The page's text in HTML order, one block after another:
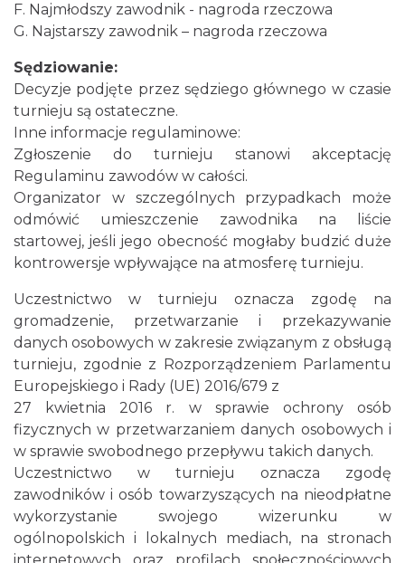
Istebna
2026-08-23
1.57 km
Święto Jagnięciny w Istebnej
2026-08-15
2.46 km
Dni Koronki Koniakowskiej
Koniaków
2026-08-13
4.09 km
F. Najmłodszy zawodnik - nagroda rzeczowa
G. Najstarszy zawodnik – nagroda rzeczowa
Sędziowanie:
Decyzje podjęte przez sędziego głównego w czasie
turnieju są ostateczne.
Inne informacje regulaminowe:
Zgłoszenie do turnieju stanowi akceptację
Regulaminu zawodów w całości.
Organizator w szczególnych przypadkach może
odmówić umieszczenie zawodnika na liście
startowej, jeśli jego obecność mogłaby budzić duże
kontrowersje wpływające na atmosferę turnieju.
Uczestnictwo w turnieju oznacza zgodę na
gromadzenie, przetwarzanie i przekazywanie
danych osobowych w zakresie związanym z obsługą
turnieju, zgodnie z Rozporządzeniem Parlamentu
Europejskiego i Rady (UE) 2016/679 z
27 kwietnia 2016 r. w sprawie ochrony osób
fizycznych w przetwarzaniem danych osobowych i
w sprawie swobodnego przepływu takich danych.
Uczestnictwo w turnieju oznacza zgodę
zawodników i osób towarzyszących na nieodpłatne
wykorzystanie swojego wizerunku w
ogólnopolskich i lokalnych mediach, na stronach